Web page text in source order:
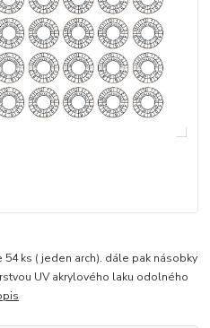
ks ( jeden arch). dále pak násobky
UV akrylového laku odolného